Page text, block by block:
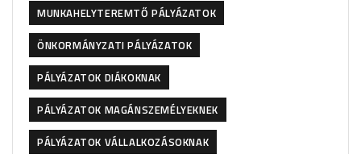
MUNKAHELYTEREMTŐ PÁLYÁZATOK
ÖNKORMÁNYZATI PÁLYÁZATOK
PÁLYÁZATOK DIÁKOKNAK
PÁLYÁZATOK MAGÁNSZEMÉLYEKNEK
PÁLYÁZATOK VÁLLALKOZÁSOKNAK